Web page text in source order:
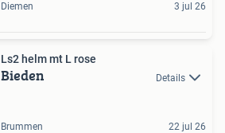
Diemen 3 jul 26
Ls2 helm mt L rose
Bieden Details
Brummen 22 jul 26